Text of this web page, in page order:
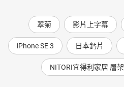
翠菊 影片上字幕
iPhone SE 3 日本鈣片
NITORI宜得利家居 層架